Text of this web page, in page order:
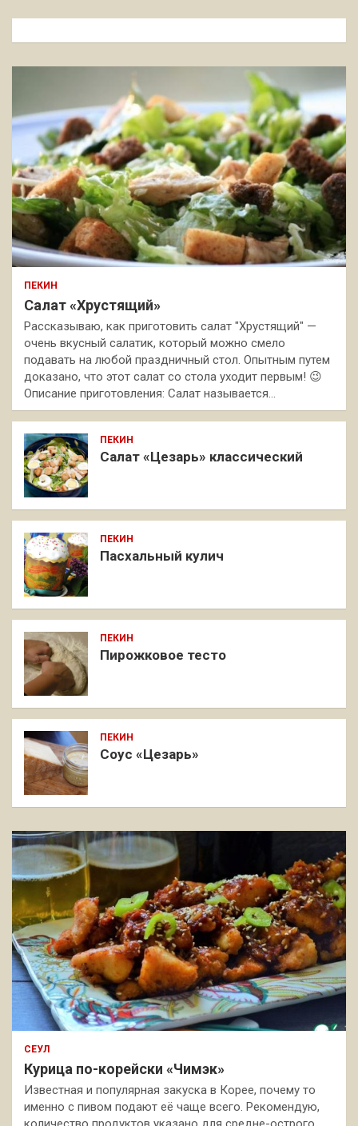
к
ПЕКИН
Салат «Хрустящий»
Рассказываю, как приготовить салат "Хрустящий" —
очень вкусный салатик, который можно смело
подавать на любой праздничный стол. Опытным путем
доказано, что этот салат со стола уходит первым! 😉
Описание приготовления: Салат называется…
ПЕКИН
Салат «Цезарь» классический
ПЕКИН
Пасхальный кулич
ПЕКИН
Пирожковое тесто
ПЕКИН
Соус «Цезарь»
СЕУЛ
Курица по-корейски «Чимэк»
Известная и популярная закуска в Корее, почему то
именно с пивом подают её чаще всего. Рекомендую,